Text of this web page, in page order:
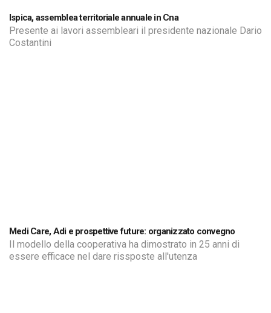
Ispica, assemblea territoriale annuale in Cna
Presente ai lavori assembleari il presidente nazionale Dario
Costantini
Medi Care, Adi e prospettive future: organizzato convegno
Il modello della cooperativa ha dimostrato in 25 anni di
essere efficace nel dare rissposte all'utenza